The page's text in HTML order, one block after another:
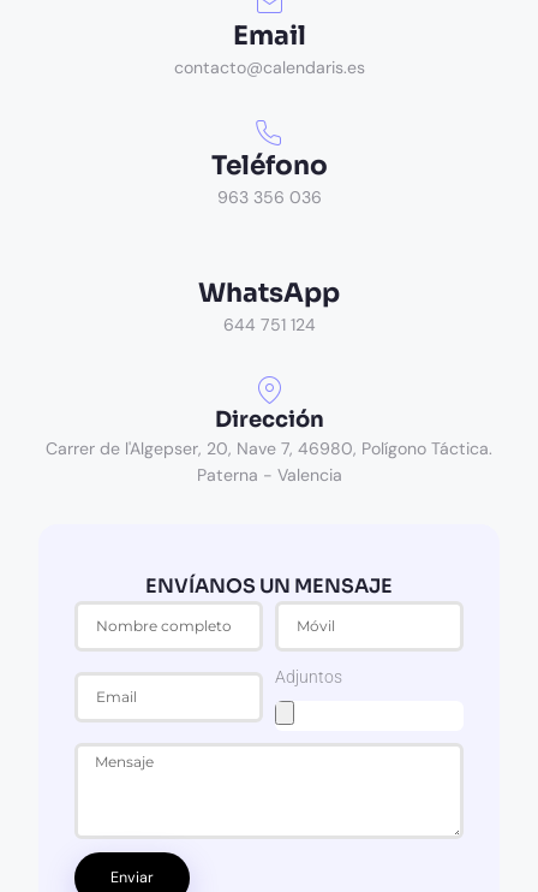
Email
contacto@calendaris.es
Teléfono
963 356 036
WhatsApp
644 751 124
Dirección
Carrer de l'Algepser, 20, Nave 7, 46980, Polígono Táctica.
Paterna - Valencia
ENVÍANOS UN MENSAJE
Adjuntos
Enviar